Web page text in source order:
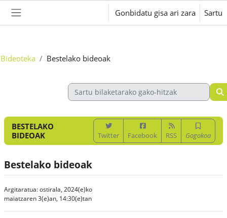
Alboko panela
Gonbidatu gisa ari zara Sartu
Bideoteka Bestelako bideoak
BESTELAKO
BIDEOAK
Twitter Facebook RSS Gogokoa
Bestelako bideoak
Argitaratua: ostirala, 2024(e)ko
maiatzaren 3(e)an, 14:30(e)tan